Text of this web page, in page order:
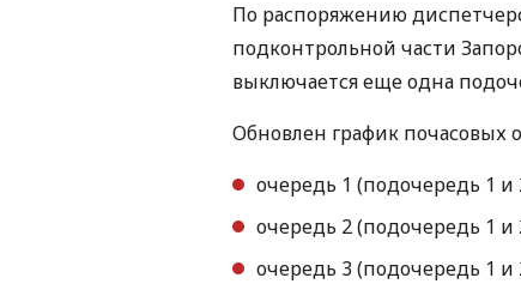
По распоряжению
подконтрольной части
выключается еще одна
Обновлен график почасовых
очередь 1 (подочередь 1 и
очередь 2 (подочередь 1 и
очередь 3 (подочередь 1 и